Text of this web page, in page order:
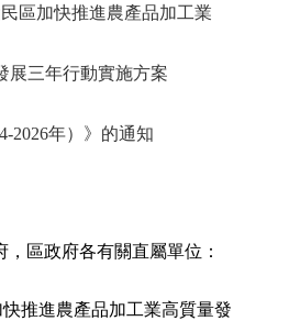
區加快推進農產品加工業
展三年行動實施方案
2026年）》的通知
，區政府各有關直屬單位：
快推進農產品加工業高質量發